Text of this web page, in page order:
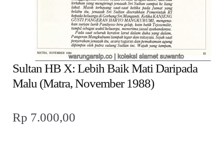
Sultan HB X: Lebih Baik Mati Daripada
Malu (Matra, November 1988)
Rp 7.000,00